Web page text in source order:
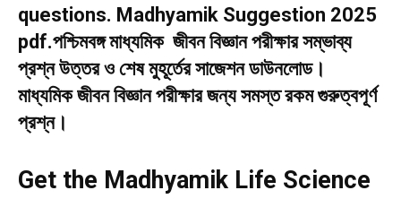
questions. Madhyamik Suggestion 2025
pdf.পশ্চিমবঙ্গ মাধ্যমিক জীবন বিজ্ঞান পরীক্ষার সম্ভাব্য
প্রশ্ন উত্তর ও শেষ মুহূর্তের সাজেশন ডাউনলোড।
মাধ্যমিক জীবন বিজ্ঞান পরীক্ষার জন্য সমস্ত রকম গুরুত্বপূর্ণ
প্রশ্ন।
Get the Madhyamik Life Science